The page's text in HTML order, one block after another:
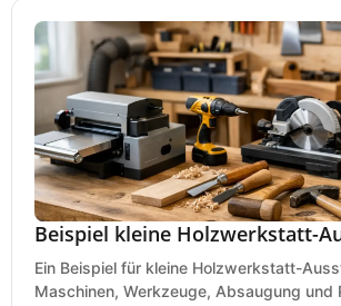
Beispiel kleine Holzwerkstatt-
Ein Beispiel für kleine Holzwerkstatt-
Maschinen, Werkzeuge, Absaugung und